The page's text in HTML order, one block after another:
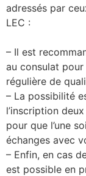
adressés par
LEC :
– Il est
au consulat
régulière de
– La possibilité
l’inscription
pour que l’une
échanges avec
– Enfin, en cas
est possible en